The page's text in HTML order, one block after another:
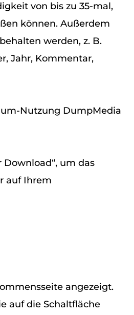
von bis zu 35-mal,
können. Außerdem
werden, z. B.
Jahr, Kommentar,
Nutzung DumpMedia
Download“, um das
auf Ihrem
angezeigt.
auf die Schaltfläche